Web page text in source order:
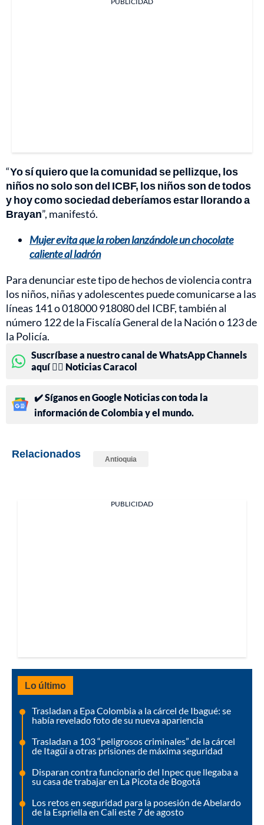
“Yo sí quiero que la comunidad se pellizque, los
niños no solo son del ICBF, los niños son de todos
y hoy como sociedad deberíamos estar llorando a
Brayan”, manifestó.
Mujer evita que la roben lanzándole un chocolate
caliente al ladrón
Para denunciar este tipo de hechos de violencia contra
los niños, niñas y adolescentes puede comunicarse a las
líneas 141 o 018000 918080 del ICBF, también al
número 122 de la Fiscalía General de la Nación o 123 de
la Policía.
Suscríbase a nuestro canal de WhatsApp Channels
aquí 👉🏻 Noticias Caracol
✔️ Síganos en Google Noticias con toda la
información de Colombia y el mundo.
Relacionados Antioquia
PUBLICIDAD
Lo último
Trasladan a Epa Colombia a la cárcel de Ibagué: se
había revelado foto de su nueva apariencia
Trasladan a 103 “peligrosos criminales” de la cárcel
de Itagüí a otras prisiones de máxima seguridad
Disparan contra funcionario del Inpec que llegaba a
su casa de trabajar en La Picota de Bogotá
Los retos en seguridad para la posesión de Abelardo
de la Espriella en Cali este 7 de agosto